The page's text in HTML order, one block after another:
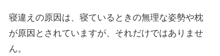
寝違えの原因は、寝ているときの無理な姿勢や枕
が原因とされていますが、それだけではありませ
ん。